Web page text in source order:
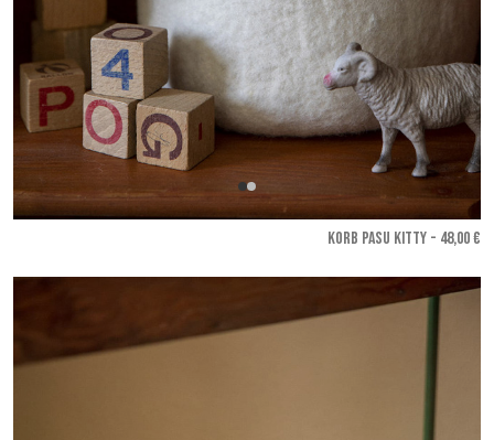
KORB PASU KITTY - 48,00 €